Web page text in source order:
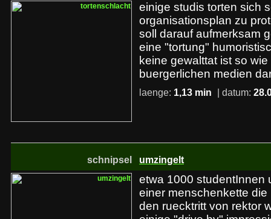
einige studis torten sich
organisationsplan zu
soll darauf aufmerksam
eine "tortung"
keine gewalttat ist so
buergerlichen medien
laenge: 1,13 min | datum:
schnipsel umzingelt
etwa 1000 studentInnen
einer menschenkette
den ruecktritt von rektor